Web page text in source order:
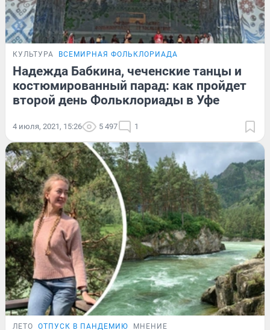
КУЛЬТУРА ВСЕМИРНАЯ ФОЛЬКЛОРИАДА
Надежда Бабкина, чеченские танцы и
костюмированный парад: как пройдет
второй день Фольклориады в Уфе
4 июля, 2021, 15:26 5 497 1
ЛЕТО ОТПУСК В ПАНДЕМИЮ МНЕНИЕ